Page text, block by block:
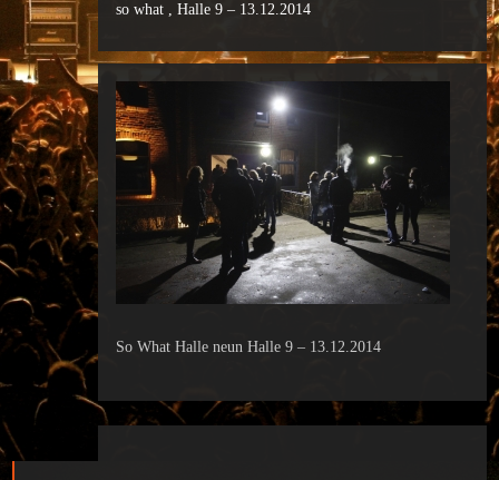
so what , Halle 9 – 13.12.2014
So What Halle neun Halle 9 – 13.12.2014